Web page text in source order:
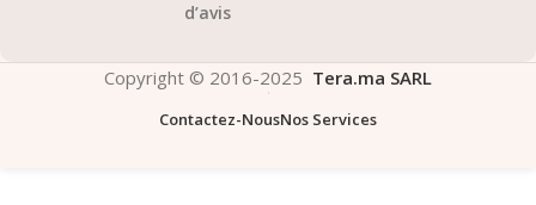
d’avis
Copyright © 2016-2025 Tera.ma SARL
Contactez-NousNos Services